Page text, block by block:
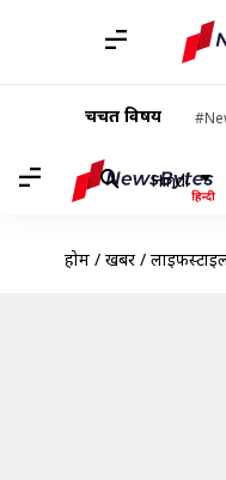
चर्चित विषय
Hindi
होम / खबरें /